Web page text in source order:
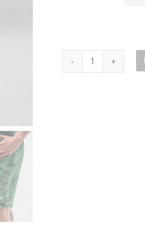
Количество
товара